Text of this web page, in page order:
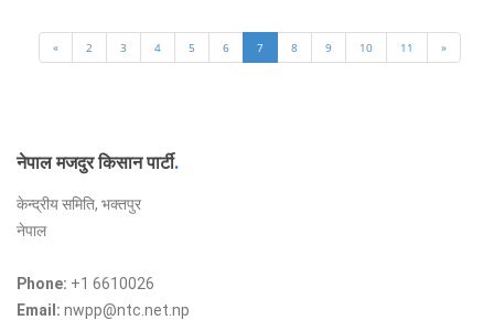
« 2 3 4 5 6 7 8 9 10 11 »
नेपाल मजदुर किसान पार्टी.
केन्द्रीय समिति, भक्तपुर
नेपाल
Phone: +1 6610026
Email: nwpp@ntc.net.np